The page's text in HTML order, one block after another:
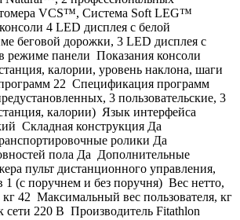
VCS™, Система Soft LEG™
4 LED дисплея с белой
беговой дорожки, 3 LED дисплея с
режиме панели Показания консоли
калории, уровень наклона, шаги
22 Спецификация программ
3 пользовательские, 3
калории) Язык интерфейса
Складная конструкция Да
ролики Да
пола Да Дополнительные
пульт дистанционного управления,
1 (с поручнем и без поручня) Вес нетто,
42 Максимальный вес пользователя, кг
220 В Производитель Fitathlon